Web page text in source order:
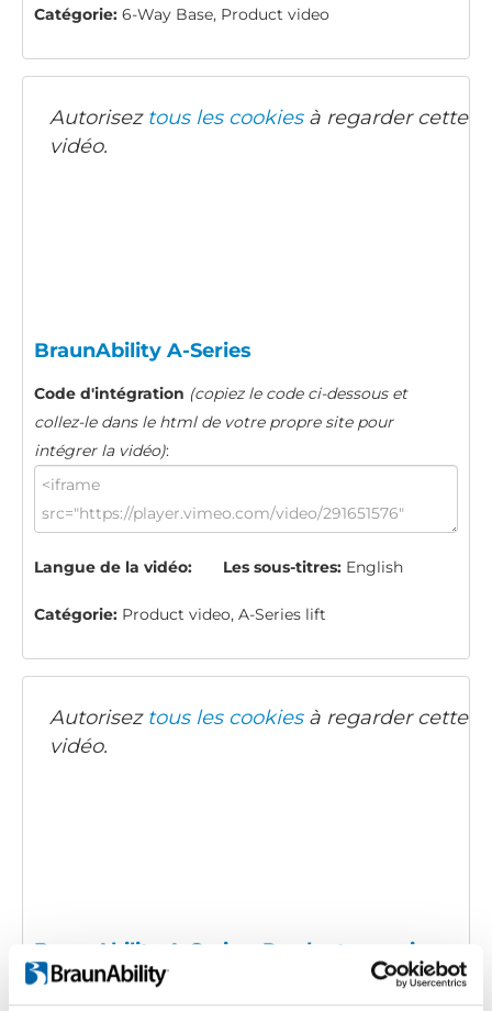
Catégorie: 6-Way Base, Product video
Autorisez tous les cookiesà regarder cette
vidéo.
BraunAbility A-Series
Code d'intégration (copiez le code ci-dessous et
collez-le dans le html de votre propre site pour
intégrer la vidéo):
Langue de la vidéo: Les sous-titres: English
Catégorie: Product video, A-Series lift
Autorisez tous les cookiesà regarder cette
vidéo.
BraunAbility A-Series: Product overview
Code d'intégration (copiez le code ci-dessous et